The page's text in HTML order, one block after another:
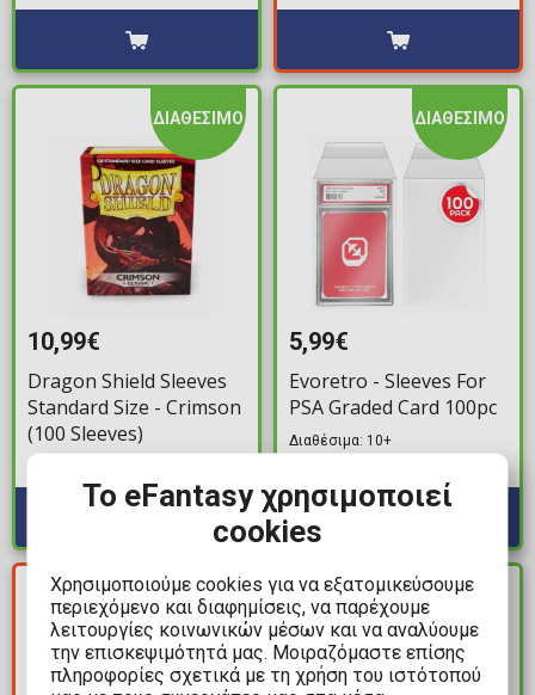
ΔΙΑΘΕΣΙΜΟ
10,99€
Dragon Shield Sleeves
Standard Size - Crimson
(100 Sleeves)
ΔΙΑΘΕΣΙΜΟ
5,99€
Evoretro - Sleeves For
PSA Graded Card 100pc
Διαθέσιμα: 10+
ΚΕΡΔΟΣ
35,00€ ΔΙΑΘΕΣΙΜΟ
Το eFantasy χρησιμοποιεί
cookies
Χρησιμοποιούμε cookies για να εξατομικεύσουμε
περιεχόμενο και διαφημίσεις, να παρέχουμε
λειτουργίες κοινωνικών μέσων και να αναλύουμε
την επισκεψιμότητά μας. Μοιραζόμαστε επίσης
πληροφορίες σχετικά με τη χρήση του ιστότοπού